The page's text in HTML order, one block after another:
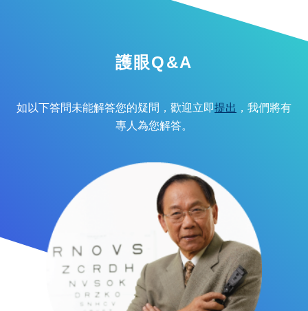
護眼Q&A
如以下答問未能解答您的疑問，歡迎立即提出 ，我們將有
專人為您解答。